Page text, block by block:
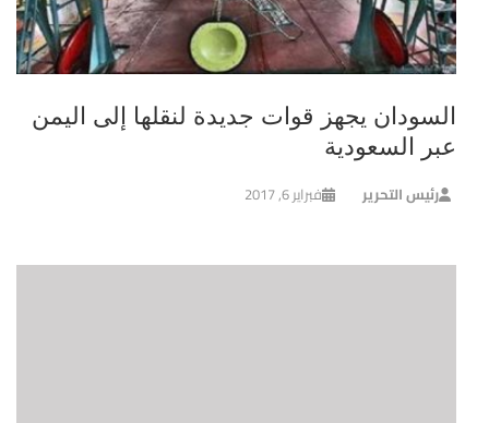
السودان يجهز قوات جديدة لنقلها إلى اليمن
عبر السعودية
رئيس التحرير فبراير 6, 2017